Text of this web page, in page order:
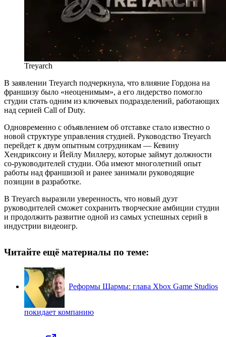
Treyarch
В заявлении Treyarch подчеркнула, что влияние Гордона на
франшизу было «неоценимым», а его лидерство помогло
студии стать одним из ключевых подразделений, работающих
над серией Call of Duty.
Одновременно с объявлением об отставке стало известно о
новой структуре управления студией. Руководство Treyarch
перейдет к двум опытным сотрудникам — Кевину
Хендриксону и Йейлу Миллеру, которые займут должности
со-руководителей студии. Оба имеют многолетний опыт
работы над франшизой и ранее занимали руководящие
позиции в разработке.
В Treyarch выразили уверенность, что новый дуэт
руководителей сможет сохранить творческие амбиции студии
и продолжить развитие одной из самых успешных серий в
индустрии видеоигр.
Читайте ещё материалы по теме:
Реформы Шармы: глава Xbox Game Studios
покидает компанию